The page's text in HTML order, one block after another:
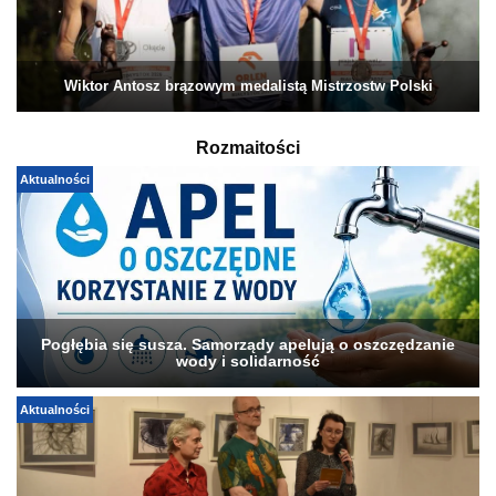
Wiktor Antosz brązowym medalistą Mistrzostw Polski
Rozmaitości
Aktualności
Pogłębia się susza. Samorządy apelują o oszczędzanie
wody i solidarność
Aktualności